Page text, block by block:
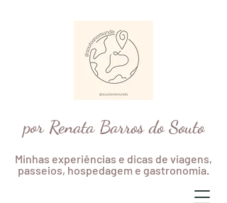
por Renata Barros do Souto
Minhas experiências e dicas de viagens,
passeios, hospedagem e gastronomia.